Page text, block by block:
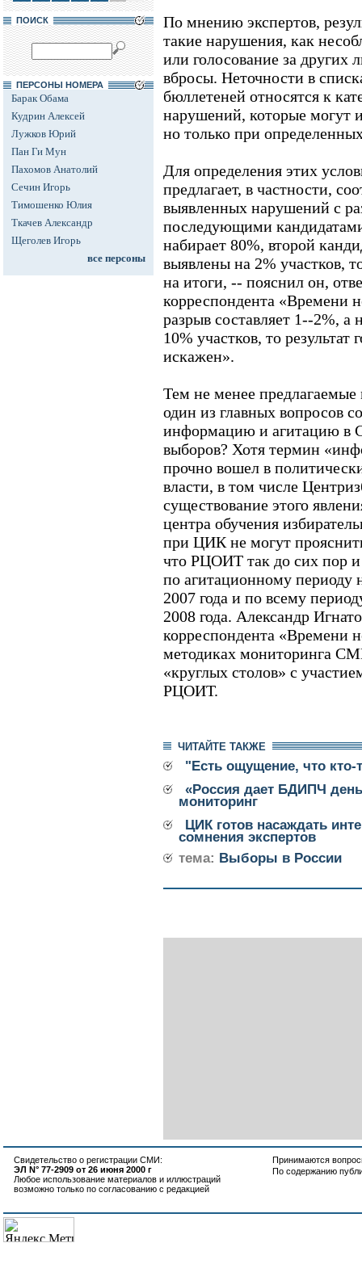
ПОИСК
ПЕРСОНЫ НОМЕРА
Барак Обама
Кудрин Алексей
Лужков Юрий
Пан Ги Мун
Пахомов Анатолий
Сечин Игорь
Тимошенко Юлия
Ткачев Александр
Щеголев Игорь
все персоны
По мнению экспертов,
такие нарушения, как
или голосование за других
вбросы. Неточности в
бюллетеней относятся к
нарушений, которые могут
но только при
Для определения этих
предлагает, в частности,
выявленных нарушений с
последующими
набирает 80%, второй
выявлены на 2% участков,
на итоги, -- пояснил он,
корреспондента «Времени
разрыв составляет 1--2%,
10% участков, то
искажен».
Тем не менее
один из главных вопросов
информацию и агитацию в
выборов? Хотя термин
прочно вошел в
власти, в том числе
существование этого
центра обучения
при ЦИК не могут
что РЦОИТ так до сих пор и
по агитационному периоду
2007 года и по всему
2008 года. Александр
корреспондента «Времени
методиках мониторинга
«круглых столов» с
РЦОИТ.
ЧИТАЙТЕ ТАКЖЕ
"Есть ощущение, что кто-
«Россия дает БДИПЧ
мониторинг
ЦИК готов насаждать
сомнения экспертов
тема: Выборы в России
Свидетельство о регистрации СМИ:
ЭЛ N° 77-2909 от 26 июня 2000 г
Любое использование материалов и иллюстраций
возможно только по согласованию с редакцией
Принимаются
По содержанию